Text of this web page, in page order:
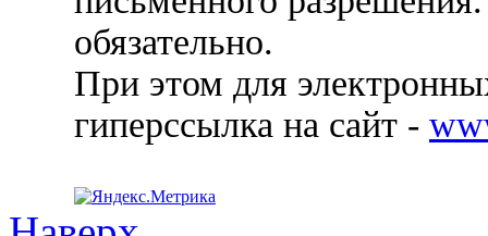
обязательно.
При этом для
гиперссылка на сайт -